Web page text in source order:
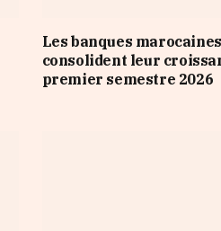
Les banques marocaines
consolident leur
premier semestre 2026